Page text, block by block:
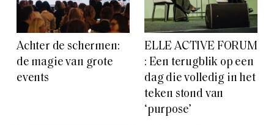
Achter de schermen:
de magie van grote
events
ELLE ACTIVE FORUM
: Een terugblik op een
dag die volledig in het
teken stond van
‘purpose’